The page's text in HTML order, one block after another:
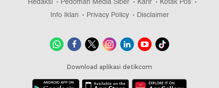
Info Iklan
Privacy Policy Disclaimer
Download aplikasi detikcom